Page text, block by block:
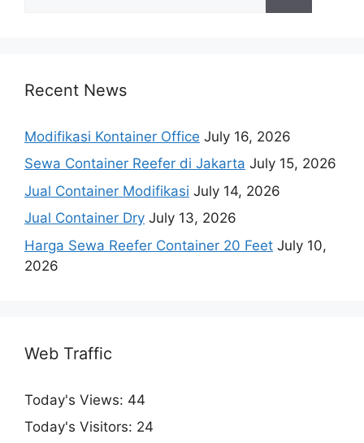
for:
Recent News
Modifikasi Kontainer Office July 16, 2026
Sewa Container Reefer di Jakarta July 15, 2026
Jual Container Modifikasi July 14, 2026
Jual Container Dry July 13, 2026
Harga Sewa Reefer Container 20 Feet July 10,
2026
Web Traffic
Today's Views: 44
Today's Visitors: 24